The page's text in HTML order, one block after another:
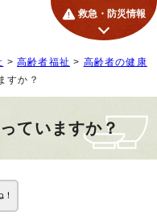
救急・防災情報
>高齢者福祉 > 高齢者の健康
すか？
ていますか？